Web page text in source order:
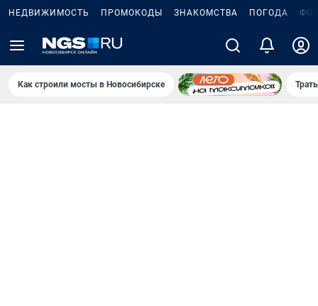
НЕДВИЖИМОСТЬ ПРОМОКОДЫ ЗНАКОМСТВА ПОГОДА
Как строили мосты в Новосибирске